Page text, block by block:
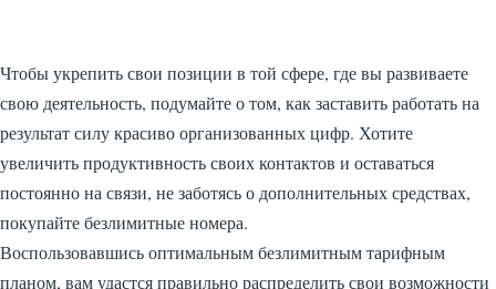
Чтобы укрепить свои позиции в той сфере, где вы развиваете
свою деятельность, подумайте о том, как заставить работать на
результат силу красиво организованных цифр. Хотите
увеличить продуктивность своих контактов и оставаться
постоянно на связи, не заботясь о дополнительных средствах,
покупайте безлимитные номера.
Воспользовавшись оптимальным безлимитным тарифным
планом, вам удастся правильно распределить свои возможности